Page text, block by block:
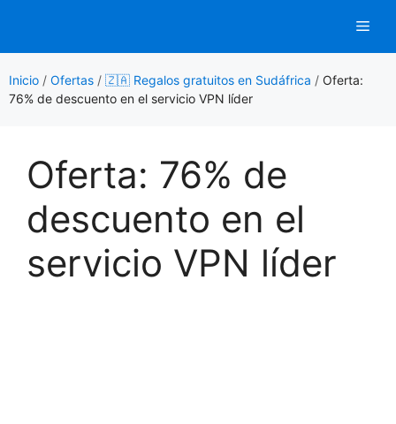
contenido
Inicio / Ofertas / 🇿🇦 Regalos gratuitos en Sudáfrica / Oferta:
76% de descuento en el servicio VPN líder
Oferta: 76% de
descuento en el
servicio VPN líder